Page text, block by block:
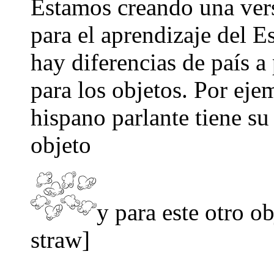
Estamos creando una
para el aprendizaje del
hay diferencias de país a
para los objetos. Por
hispano parlante tiene
objeto
y para este otro
straw]